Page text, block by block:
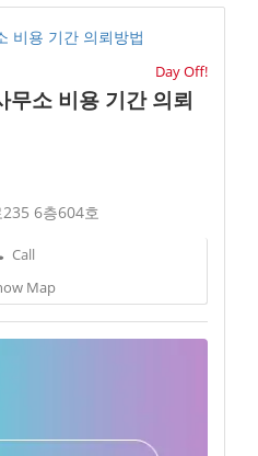
Day Off!
무소 비용 기간 의뢰
6층604호
Call
Map